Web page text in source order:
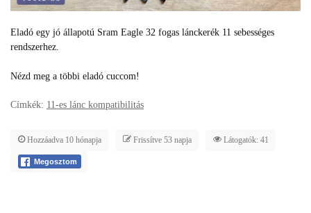
Eladó egy jó állapotú Sram Eagle 32 fogas lánckerék 11 sebességes
rendszerhez.
Nézd meg a többi eladó cuccom!
Címkék: 11-es lánc kompatibilitás
Hozzáadva 10 hónapja Frissítve 53 napja Látogatók: 41
Megosztom